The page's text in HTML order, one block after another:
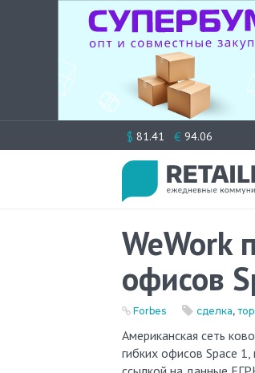
к
$ 81.41 € 94.06
WeWork
офисов
Forbes сделка,
Американская сеть коворкингов WeWork покидает российский рынок: компания продала свой бизнес сети
гибких офисов Space